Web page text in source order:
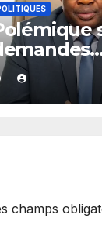
de
champs